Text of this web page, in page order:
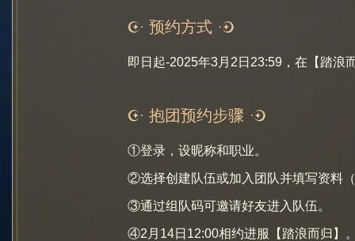
预约方式
即日起-2025年3月2日23:59，在【踏浪
抱团预约步骤
①登录，设昵称和职业。
②选择创建队伍或加入团队并填写资料
③通过组队码可邀请好友进入队伍。
④2月14日12:00相约进服【踏浪而归】